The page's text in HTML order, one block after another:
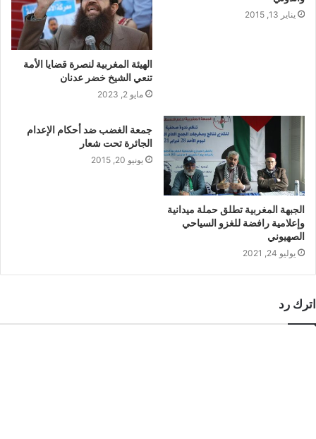
يناير 13, 2015
الهيئة المغربية لنصرة قضايا الأمة
تنعي الشيخ خضر عدنان
مايو 2, 2023
الجبهة المغربية تطلق حملة ميدانية
وإعلامية رافضة للغزو السياحي
الصهيوني
يوليو 24, 2021
جمعة الغضب ضد أحكام الإعدام
الجائرة تحت شعار
يونيو 20, 2015
اترك رد